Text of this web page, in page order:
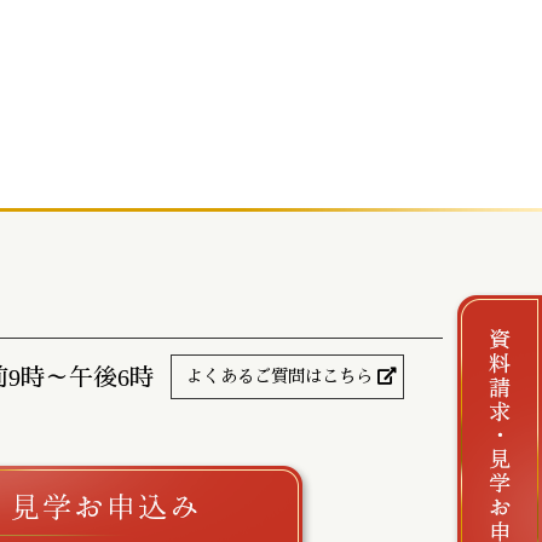
時～午後6時 よくあるご質問はこちら